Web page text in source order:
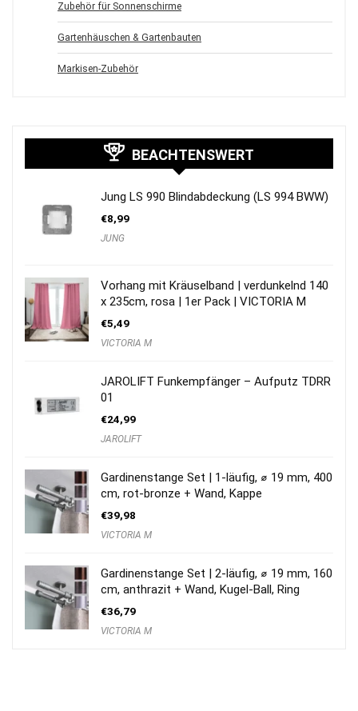
Zubehör für Sonnenschirme
Gartenhäuschen & Gartenbauten
Markisen-Zubehör
BEACHTENSWERT
Jung LS 990 Blindabdeckung (LS 994 BWW)
€8,99
JUNG
Vorhang mit Kräuselband | verdunkelnd 140
x 235cm, rosa | 1er Pack | VICTORIA M
€5,49
VICTORIA M
JAROLIFT Funkempfänger – Aufputz TDRR
01
€24,99
JAROLIFT
Gardinenstange Set | 1-läufig, ⌀ 19 mm, 400
cm, rot-bronze + Wand, Kappe
€39,98
VICTORIA M
Gardinenstange Set | 2-läufig, ⌀ 19 mm, 160
cm, anthrazit + Wand, Kugel-Ball, Ring
€36,79
VICTORIA M